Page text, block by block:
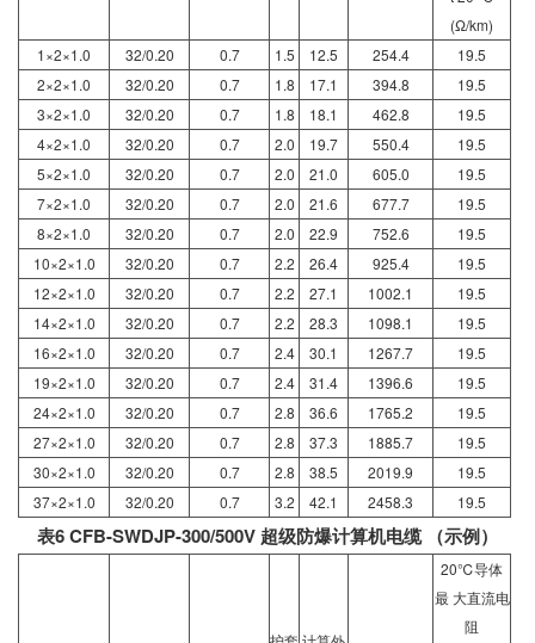
(Ω/km)
1×2×1.0
32/0.20 0.7 1.5 12.5 254.4
19.5
2×2×1.0
32/0.20 0.7 1.8 17.1 394.8
19.5
3×2×1.0
32/0.20 0.7 1.8 18.1 462.8
19.5
4×2×1.0
32/0.20 0.7 2.0 19.7 550.4
19.5
5×2×1.0
32/0.20 0.7 2.0 21.0 605.0
19.5
7×2×1.0
32/0.20 0.7 2.0 21.6 677.7
19.5
8×2×1.0
32/0.20 0.7 2.0 22.9 752.6
19.5
10×2×1.0
32/0.20 0.7 2.2 26.4 925.4
19.5
12×2×1.0
32/0.20 0.7 2.2 27.1 1002.1
19.5
14×2×1.0
32/0.20 0.7 2.2 28.3 1098.1
19.5
16×2×1.0
32/0.20 0.7 2.4 30.1 1267.7
19.5
19×2×1.0
32/0.20 0.7 2.4 31.4 1396.6
19.5
24×2×1.0
32/0.20 0.7 2.8 36.6 1765.2
19.5
27×2×1.0
32/0.20 0.7 2.8 37.3 1885.7
19.5
30×2×1.0
32/0.20 0.7 2.8 38.5 2019.9
19.5
37×2×1.0
32/0.20 0.7 3.2 42.1 2458.3 19.5
表6 CFB-SWDJP-300/500V 超级防爆计算机电缆 （示例）
20℃导体
最 大直流电
阻